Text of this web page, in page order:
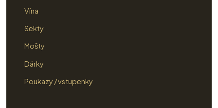
Vína
Sekty
Mošty
Dárky
Poukazy / vstupenky